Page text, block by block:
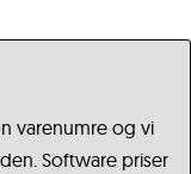
varenumre og vi
Software priser